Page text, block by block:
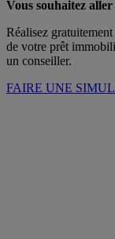
Vous souhaitez
Réalisez
de votre prêt
un conseiller.
FAIRE UNE